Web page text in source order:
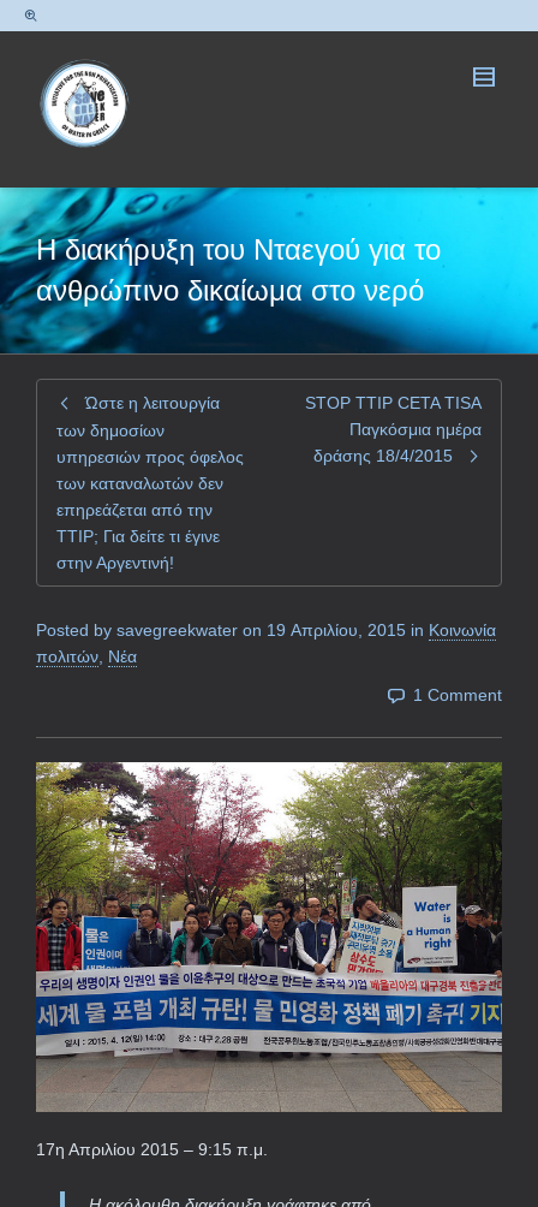
Η διακήρυξη του Νταεγού για το
ανθρώπινο δικαίωμα στο νερό
Ώστε η λειτουργία
των δημοσίων
υπηρεσιών προς όφελος
των καταναλωτών δεν
επηρεάζεται από την
TTIP; Για δείτε τι έγινε
στην Αργεντινή!
STOP TTIP CETA TISA
Παγκόσμια ημέρα
δράσης 18/4/2015
Posted by savegreekwater on 19 Απριλίου, 2015 in Κοινωνία
πολιτών Νέα
1 Comment
17η Απριλίου 2015 – 9:15 π.μ.